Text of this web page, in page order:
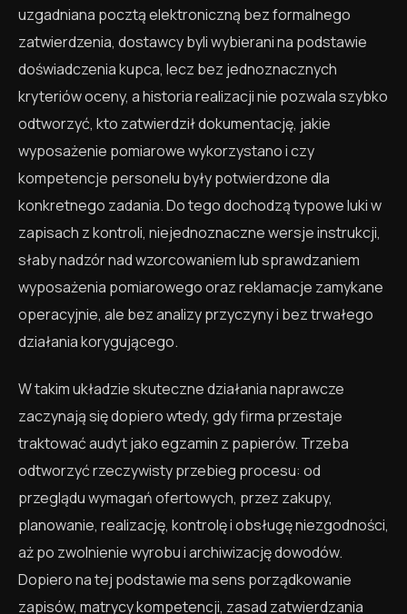
uzgadniana pocztą elektroniczną bez formalnego
zatwierdzenia, dostawcy byli wybierani na podstawie
doświadczenia kupca, lecz bez jednoznacznych
kryteriów oceny, a historia realizacji nie pozwala szybko
odtworzyć, kto zatwierdził dokumentację, jakie
wyposażenie pomiarowe wykorzystano i czy
kompetencje personelu były potwierdzone dla
konkretnego zadania. Do tego dochodzą typowe luki w
zapisach z kontroli, niejednoznaczne wersje instrukcji,
słaby nadzór nad wzorcowaniem lub sprawdzaniem
wyposażenia pomiarowego oraz reklamacje zamykane
operacyjnie, ale bez analizy przyczyny i bez trwałego
działania korygującego.
W takim układzie skuteczne działania naprawcze
zaczynają się dopiero wtedy, gdy firma przestaje
traktować audyt jako egzamin z papierów. Trzeba
odtworzyć rzeczywisty przebieg procesu: od
przeglądu wymagań ofertowych, przez zakupy,
planowanie, realizację, kontrolę i obsługę niezgodności,
aż po zwolnienie wyrobu i archiwizację dowodów.
Dopiero na tej podstawie ma sens porządkowanie
zapisów, matrycy kompetencji, zasad zatwierdzania